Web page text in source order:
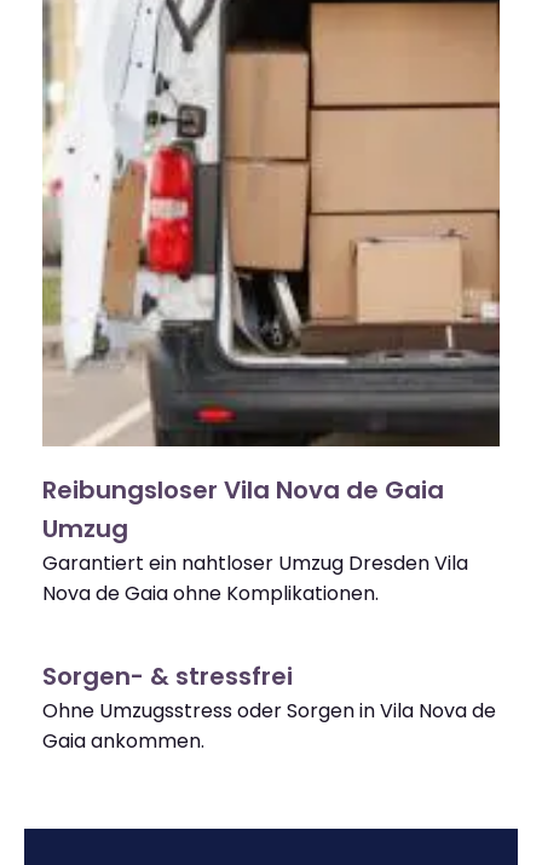
Reibungsloser Vila Nova de Gaia
Umzug
Garantiert ein nahtloser Umzug Dresden Vila
Nova de Gaia ohne Komplikationen.
Sorgen- & stressfrei
Ohne Umzugsstress oder Sorgen in Vila Nova de
Gaia ankommen.